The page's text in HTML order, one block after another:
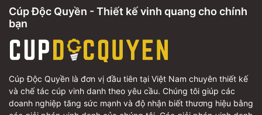
Cúp Độc Quyền - Thiết kế vinh quang cho chính
bạn
Cúp Độc Quyền là đơn vị đầu tiên tại Việt Nam chuyên thiết kế
và chế tác cúp vinh danh theo yêu cầu. Chúng tôi giúp các
doanh nghiệp tăng sức mạnh và độ nhận biết thương hiệu bằng